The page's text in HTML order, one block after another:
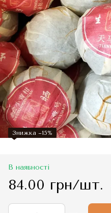
Знижка −15%
В наявності
84.00 грн/шт.